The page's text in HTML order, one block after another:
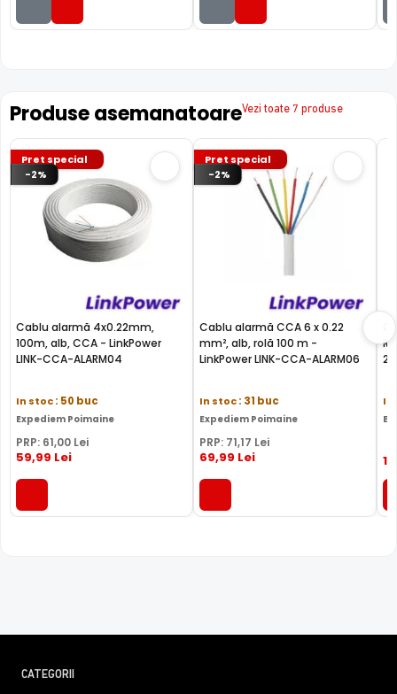
Produse asemanatoareVezi toate 7 produse
Pret special
-2%
Cablu alarmă 4x0.22mm,
100m, alb, CCA - LinkPower
LINK-CCA-ALARM04
In stoc: 50 buc
Expediem Poimaine
PRP: 61,00 Lei
59,99 Lei
Pret special
-2%
Cablu alarmă CCA 6 x 0.22
mm², alb, rolă 100 m -
LinkPower LINK-CCA-ALARM06
In stoc: 31 buc
Expediem Poimaine
PRP: 71,17 Lei
69,99 Lei
In
CATEGORII